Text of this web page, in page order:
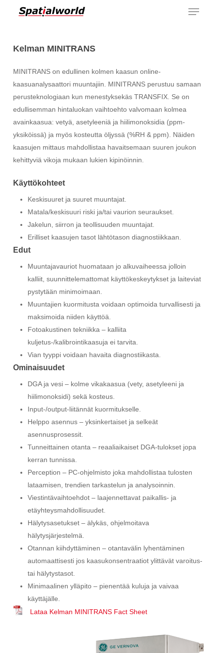
Menu
Kelman MINITRANS
MINITRANS on edullinen kolmen kaasun online-
kaasuanalysaattori muuntajiin. MINITRANS perustuu samaan
perusteknologiaan kun menestyksekäs TRANSFIX. Se on
edullisemman hintaluokan vaihtoehto valvomaan kolmea
avainkaasua: vetyä, asetyleeniä ja hiilimonoksidia (ppm-
yksiköissä) ja myös kosteutta öljyssä (%RH & ppm). Näiden
kaasujen mittaus mahdollistaa havaitsemaan suuren joukon
kehittyviä vikoja mukaan lukien kipinöinnin.
Käyttökohteet
Keskisuuret ja suuret muuntajat.
Matala/keskisuuri riski ja/tai vaurion seuraukset.
Jakelun, siirron ja teollisuuden muuntajat.
Erilliset kaasujen tasot lähtötason diagnostiikkaan.
Edut
Muuntajavauriot huomataan jo alkuvaiheessa jolloin
kalliit, suunnittelemattomat käyttökeskeytykset ja laiteviat
pystytään minimoimaan.
Muuntajien kuormitusta voidaan optimoida turvallisesti ja
maksimoida niiden käyttöä.
Fotoakustinen tekniikka – kalliita
kuljetus-/kalibrointikaasuja ei tarvita.
Vian tyyppi voidaan havaita diagnostiikasta.
Ominaisuudet
DGA ja vesi – kolme vikakaasua (vety, asetyleeni ja
hiilimonoksidi) sekä kosteus.
Input-/output-liitännät kuormitukselle.
Helppo asennus – yksinkertaiset ja selkeät
asennusprosessit.
Tunneittainen otanta – reaaliaikaiset DGA-tulokset jopa
kerran tunnissa.
Perception – PC-ohjelmisto joka mahdollistaa tulosten
lataamisen, trendien tarkastelun ja analysoinnin.
Viestintävaihtoehdot – laajennettavat paikallis- ja
etäyhteysmahdollisuudet.
Hälytysasetukset – älykäs, ohjelmoitava
hälytysjärjestelmä.
Otannan kiihdyttäminen – otantavälin lyhentäminen
automaattisesti jos kaasukonsentraatiot ylittävät varoitus-
tai hälytystasot.
Minimaalinen ylläpito – pienentää kuluja ja vaivaa
käyttäjälle.
Lataa Kelman MINITRANS Fact Sheet